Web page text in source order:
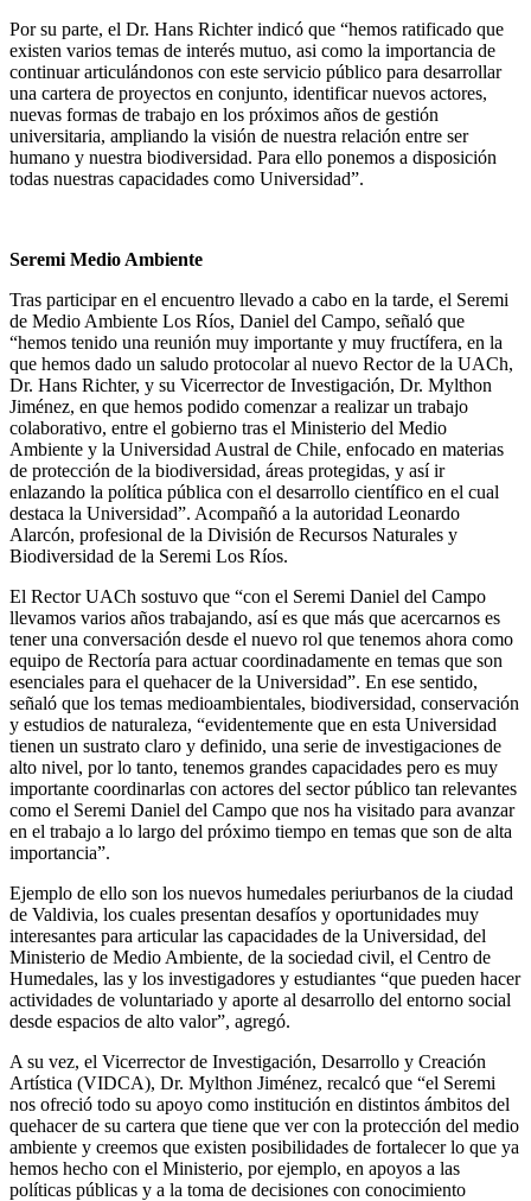
Por su parte, el Dr. Hans Richter indicó que “hemos ratificado que
existen varios temas de interés mutuo, asi como la importancia de
continuar articulándonos con este servicio público para desarrollar
una cartera de proyectos en conjunto, identificar nuevos actores,
nuevas formas de trabajo en los próximos años de gestión
universitaria, ampliando la visión de nuestra relación entre ser
humano y nuestra biodiversidad. Para ello ponemos a disposición
todas nuestras capacidades como Universidad”.
Seremi Medio Ambiente
Tras participar en el encuentro llevado a cabo en la tarde, el Seremi
de Medio Ambiente Los Ríos, Daniel del Campo, señaló que
“hemos tenido una reunión muy importante y muy fructífera, en la
que hemos dado un saludo protocolar al nuevo Rector de la UACh,
Dr. Hans Richter, y su Vicerrector de Investigación, Dr. Mylthon
Jiménez, en que hemos podido comenzar a realizar un trabajo
colaborativo, entre el gobierno tras el Ministerio del Medio
Ambiente y la Universidad Austral de Chile, enfocado en materias
de protección de la biodiversidad, áreas protegidas, y así ir
enlazando la política pública con el desarrollo científico en el cual
destaca la Universidad”. Acompañó a la autoridad Leonardo
Alarcón, profesional de la División de Recursos Naturales y
Biodiversidad de la Seremi Los Ríos.
El Rector UACh sostuvo que “con el Seremi Daniel del Campo
llevamos varios años trabajando, así es que más que acercarnos es
tener una conversación desde el nuevo rol que tenemos ahora como
equipo de Rectoría para actuar coordinadamente en temas que son
esenciales para el quehacer de la Universidad”. En ese sentido,
señaló que los temas medioambientales, biodiversidad, conservación
y estudios de naturaleza, “evidentemente que en esta Universidad
tienen un sustrato claro y definido, una serie de investigaciones de
alto nivel, por lo tanto, tenemos grandes capacidades pero es muy
importante coordinarlas con actores del sector público tan relevantes
como el Seremi Daniel del Campo que nos ha visitado para avanzar
en el trabajo a lo largo del próximo tiempo en temas que son de alta
importancia”.
Ejemplo de ello son los nuevos humedales periurbanos de la ciudad
de Valdivia, los cuales presentan desafíos y oportunidades muy
interesantes para articular las capacidades de la Universidad, del
Ministerio de Medio Ambiente, de la sociedad civil, el Centro de
Humedales, las y los investigadores y estudiantes “que pueden hacer
actividades de voluntariado y aporte al desarrollo del entorno social
desde espacios de alto valor”, agregó.
A su vez, el Vicerrector de Investigación, Desarrollo y Creación
Artística (VIDCA), Dr. Mylthon Jiménez, recalcó que “el Seremi
nos ofreció todo su apoyo como institución en distintos ámbitos del
quehacer de su cartera que tiene que ver con la protección del medio
ambiente y creemos que existen posibilidades de fortalecer lo que ya
hemos hecho con el Ministerio, por ejemplo, en apoyos a las
políticas públicas y a la toma de decisiones con conocimiento